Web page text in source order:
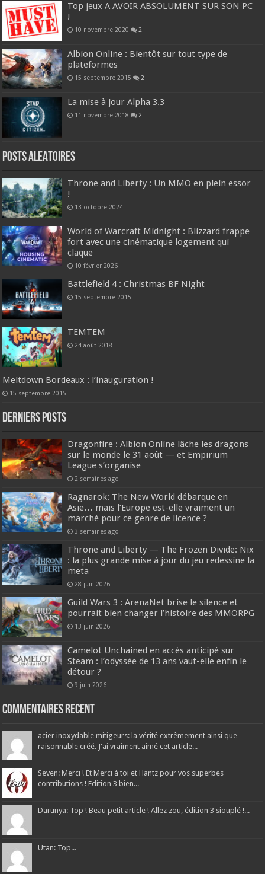
Top jeux A AVOIR ABSOLUMENT SUR SON PC
!
10 novembre 2020 2
Albion Online : Bientôt sur tout type de
plateformes
15 septembre 2015 2
La mise à jour Alpha 3.3
11 novembre 2018 2
Posts ALEATOIRES
Throne and Liberty : Un MMO en plein essor
!
13 octobre 2024
World of Warcraft Midnight : Blizzard frappe
fort avec une cinématique logement qui
claque
10 février 2026
Battlefield 4 : Christmas BF Night
15 septembre 2015
TEMTEM
24 août 2018
Meltdown Bordeaux : l’inauguration !
15 septembre 2015
DERNIERS Posts
Dragonfire : Albion Online lâche les dragons
sur le monde le 31 août — et Empirium
League s’organise
2 semaines ago
Ragnarok: The New World débarque en
Asie… mais l’Europe est-elle vraiment un
marché pour ce genre de licence ?
3 semaines ago
Throne and Liberty — The Frozen Divide: Nix
: la plus grande mise à jour du jeu redessine la
meta
28 juin 2026
Guild Wars 3 : ArenaNet brise le silence et
pourrait bien changer l’histoire des MMORPG
13 juin 2026
Camelot Unchained en accès anticipé sur
Steam : l’odyssée de 13 ans vaut-elle enfin le
détour ?
9 juin 2026
Commentaires recent
acier inoxydable mitigeurs: la vérité extrêmement ainsi que
raisonnable créé. J'ai vraiment aimé cet article...
Seven: Merci ! Et Merci à toi et Hantz pour vos superbes
contributions ! Edition 3 bien...
Darunya: Top ! Beau petit article ! Allez zou, édition 3 siouplé !...
Utan: Top...